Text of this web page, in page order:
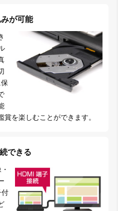
が可能
を楽しむことができます。
できる
付